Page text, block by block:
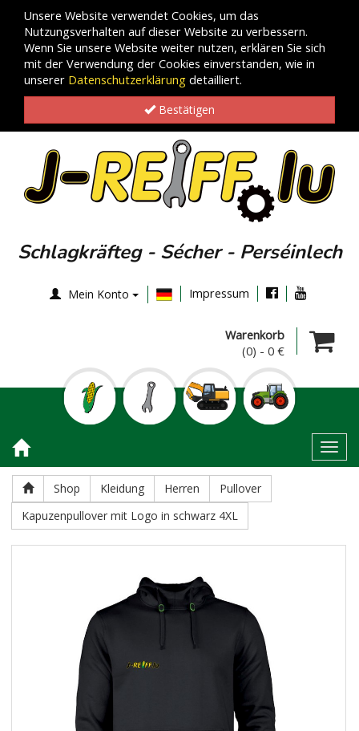
Unsere Website verwendet Cookies, um das
Nutzungsverhalten auf dieser Website zu verbessern.
Wenn Sie unsere Website weiter nutzen, erklären Sie sich
mit der Verwendung der Cookies einverstanden, wie in
unserer Datenschutzerklärung detailliert.
Bestätigen
Schlagkräfteg - Sécher - Perséinlech
Mein Konto Impressum
Warenkorb
(0) - 0 €
Shop Kleidung Herren
Pullover
Kapuzenpullover mit Logo in schwarz 4XL